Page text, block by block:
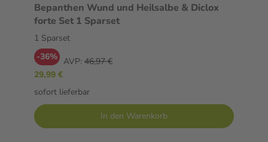
Bepanthen Wund und Heilsalbe & Diclox
forte Set 1 Sparset
1 Sparset
-36% AVP: 46,97 €
29,99 €
sofort lieferbar
In den Warenkorb